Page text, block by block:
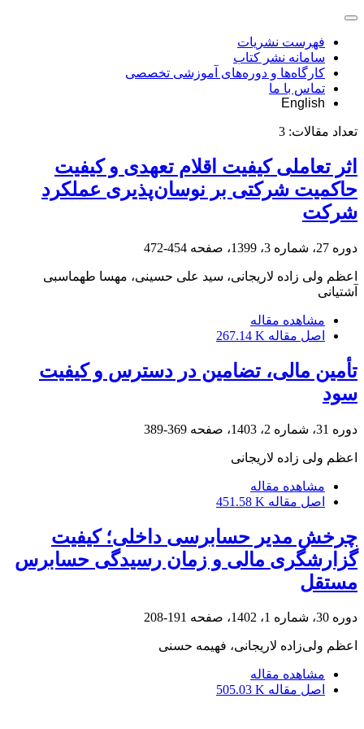
فهرست نشریات
سامانه نشر کتاب
کارگاه‌ها و دوره‌های آموزشی تخصصی
تماس با ما
English
تعداد مقالات: 3
اثر تعاملی کیفیت اقلام تعهدی و کیفیت
حاکمیت شرکتی بر نوسان‌پذیری عملکرد
شرکت
دوره 27، شماره 3، 1399، صفحه 454-472
اعظم ولی زاده لاریجانی، سید علی حسینی، مهسا طهماسبی
آشتیانی
مشاهده مقاله
اصل مقاله 267.14 K
تأمین مالی، تضامین در دسترس و کیفیت
سود
دوره 31، شماره 2، 1403، صفحه 369-389
اعظم ولی زاده لاریجانی
مشاهده مقاله
اصل مقاله 451.58 K
چرخش مدیر حسابرسی داخلی؛ کیفیت
گزارشگری مالی و زمان رسیدگی حسابرس
مستقل
دوره 30، شماره 1، 1402، صفحه 191-208
اعظم ولی‌زاده لاریجانی، فهیمه حسنی
مشاهده مقاله
اصل مقاله 505.03 K